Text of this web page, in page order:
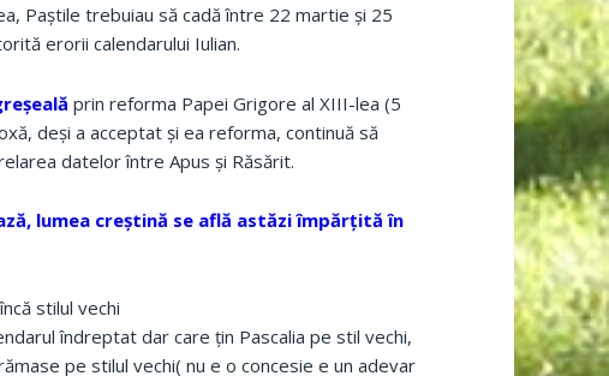
Paştile trebuiau să cadă între 22 martie şi 25
erorii calendarului Iulian.
prin reforma Papei Grigore al XIII-lea (5
deşi a acceptat şi ea reforma, continuă să
datelor între Apus şi Răsărit.
lumea creştină se află astăzi împărţită în
stilul vechi
îndreptat dar care ţin Pascalia pe stil vechi,
pe stilul vechi( nu e o concesie e un adevar